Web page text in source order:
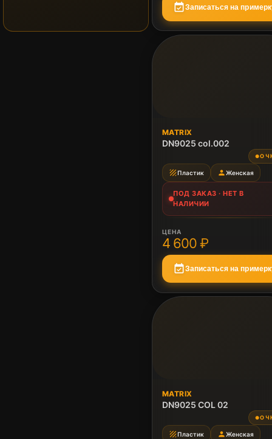
event_availableЗаписаться на
ПОД ЗАКАЗ
Нет в наличии
MATRIX
DN9025 col.002
●
textureПластик personЖенская
ПОД ЗАКАЗ · НЕТ В
НАЛИЧИИ
ЦЕНА
4 600 ₽
event_availableЗаписаться на
ПОД ЗАКАЗ
Нет в наличии
MATRIX
DN9025 COL 02
●
textureПластик personЖенская